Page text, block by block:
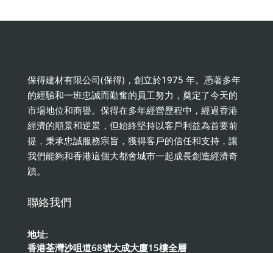
保得建材有限公司(保得)，創立於1975 年。憑著多年
的經驗和一班忠誠而勤奮的員工努力，奠定了今天的
市場地位和商譽。保得在多年經營歷程中，經過香港
經濟的順景和逆景，但始終堅持以客戶利益為首要前
提，秉承忠誠服務宗旨，獲得客戶的信任和支持，讓
我們能夠和香港這個大都會城市一起成長創造經濟奇
蹟。
聯絡我們
地址:
香港荃灣沙咀道68號大成大廈15樓全層